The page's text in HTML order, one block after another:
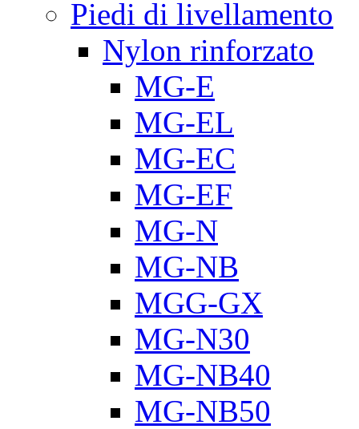
Piedi di livellamento
Nylon rinforzato
MG-E
MG-EL
MG-EC
MG-EF
MG-N
MG-NB
MGG-GX
MG-N30
MG-NB40
MG-NB50